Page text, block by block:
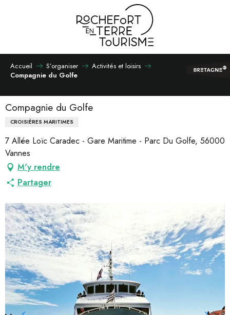
Accueil S’organiser
Activités et loisirs
Compagnie du Golfe
Compagnie du Golfe
CROISIÈRES MARITIMES
7 Allée Loïc Caradec - Gare Maritime - Parc Du Golfe, 56000
Vannes
M'y rendre
Partager